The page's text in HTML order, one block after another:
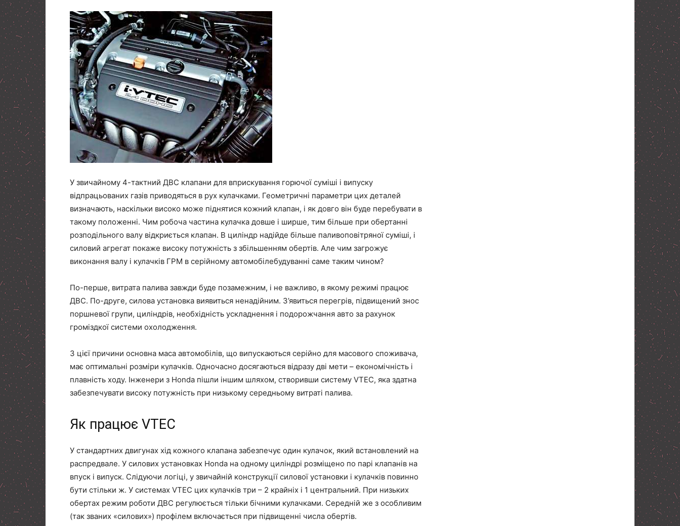
У звичайному 4-тактний ДВС клапани для вприскування горючої суміші і випуску
відпрацьованих газів приводяться в рух кулачками. Геометричні параметри цих деталей
визначають, наскільки високо може піднятися кожний клапан, і як довго він буде перебувати в
такому положенні. Чим робоча частина кулачка довше і ширше, тим більше при обертанні
розподільного валу відкриється клапан. В циліндр надійде більше паливоповітряної суміші, і
силовий агрегат покаже високу потужність з збільшенням обертів. Але чим загрожує
виконання валу і кулачків ГРМ в серійному автомобілебудуванні саме таким чином?
По-перше, витрата палива завжди буде позамежним, і не важливо, в якому режимі працює
ДВС. По-друге, силова установка виявиться ненадійним. З’явиться перегрів, підвищений знос
поршневої групи, циліндрів, необхідність ускладнення і подорожчання авто за рахунок
громіздкої системи охолодження.
З цієї причини основна маса автомобілів, що випускаються серійно для масового споживача,
має оптимальні розміри кулачків. Одночасно досягаються відразу дві мети – економічність і
плавність ходу. Інженери з Honda пішли іншим шляхом, створивши систему VTEC, яка здатна
забезпечувати високу потужність при низькому середньому витраті палива.
Як працює VTEC
У стандартних двигунах хід кожного клапана забезпечує один кулачок, який встановлений на
распредвале. У силових установках Honda на одному циліндрі розміщено по парі клапанів на
впуск і випуск. Слідуючи логіці, у звичайній конструкції силової установки і кулачків повинно
бути стільки ж. У системах VTEC цих кулачків три – 2 крайніх і 1 центральний. При низьких
обертах режим роботи ДВС регулюється тільки бічними кулачками. Середній же з особливим
(так званих «силових») профілем включається при підвищенні числа обертів.